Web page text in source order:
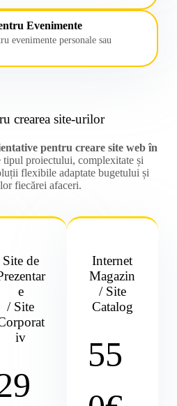
Evenimente
evenimente personale sau
crearea site-urilor
pentru creare site web în
tipul proiectului, complexitate și
flexibile adaptate bugetului și
fiecărei afaceri.
Site de
e
/ Site
iv
Internet
Magazin
/ Site
Catalog
55